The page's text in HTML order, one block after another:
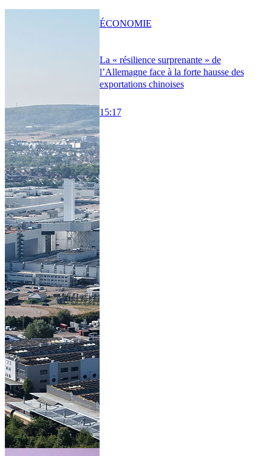
La « résilience surprenante » de
l’Allemagne face à la forte hausse des
exportations chinoises
15:17
ÉCONOMIE